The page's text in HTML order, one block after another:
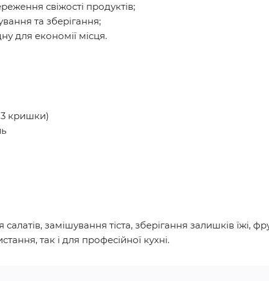
свіжості продуктів;
та зберігання;
для економії місця.
кришки)
замішування тіста, зберігання залишків їжі,
так і для професійної кухні.